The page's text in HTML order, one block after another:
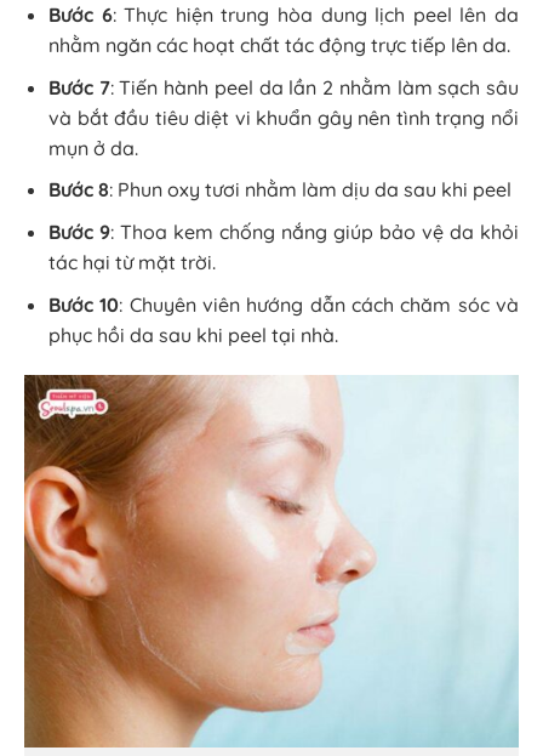
Bước 6: Thực hiện trung hòa dung lịch peel lên da
nhằm ngăn các hoạt chất tác động trực tiếp lên da.
Bước 7: Tiến hành peel da lần 2 nhằm làm sạch sâu
và bắt đầu tiêu diệt vi khuẩn gây nên tình trạng nổi
mụn ở da.
Bước 8: Phun oxy tươi nhằm làm dịu da sau khi peel
Bước 9: Thoa kem chống nắng giúp bảo vệ da khỏi
tác hại từ mặt trời.
Bước 10: Chuyên viên hướng dẫn cách chăm sóc và
phục hồi da sau khi peel tại nhà.